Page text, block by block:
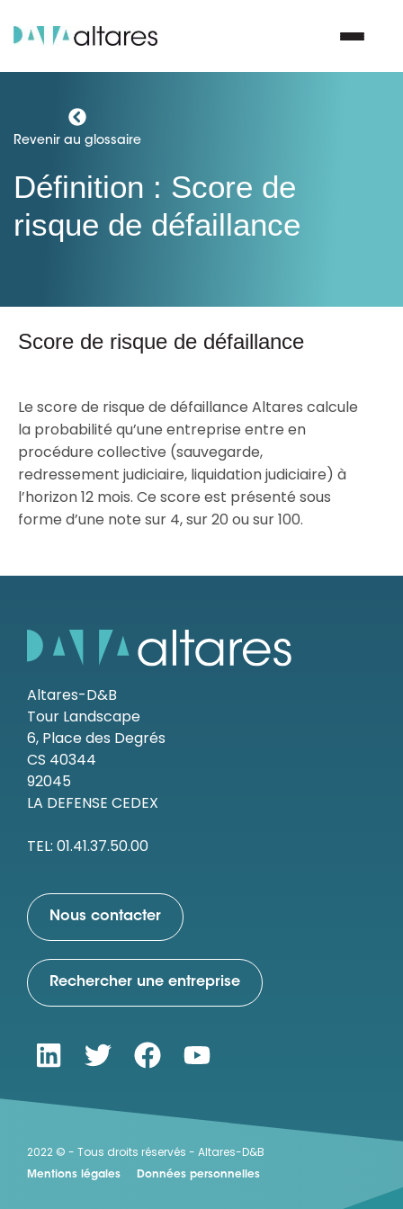
Vos enjeux
Nos solutions
Notre groupe
Ressources
Revenir au glossaire
Définition : Score de
risque de défaillance
Score de risque de défaillance
Le score de risque de défaillance Altares calcule
la probabilité qu’une entreprise entre en
procédure collective (sauvegarde,
redressement judiciaire, liquidation judiciaire) à
l’horizon 12 mois. Ce score est présenté sous
forme d’une note sur 4, sur 20 ou sur 100.
Altares-D&B
Tour Landscape
6, Place des Degrés
CS 40344
92045
LA DEFENSE CEDEX
TEL: 01.41.37.50.00
Nous contacter
Rechercher une entreprise
2022 © - Tous droits réservés - Altares-D&B
Mentions légales Données personnelles